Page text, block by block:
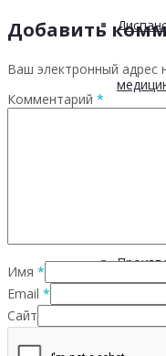
Стресс
Добавить
Ваш электронный адрес
Комментарий *
Имя *
Email *
Сайт